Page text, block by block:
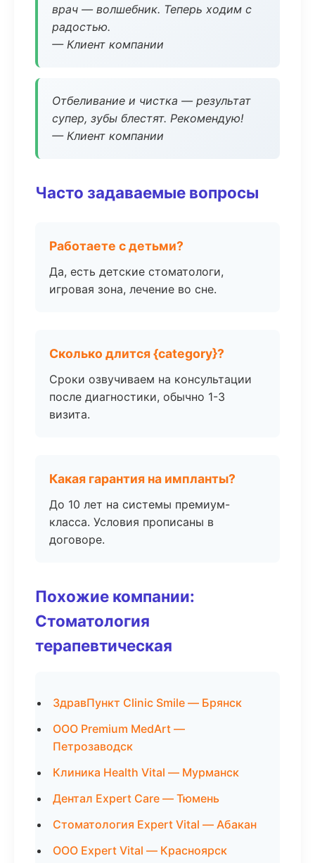
врач — волшебник. Теперь ходим с
радостью.
— Клиент компании
Отбеливание и чистка — результат
супер, зубы блестят. Рекомендую!
— Клиент компании
Часто задаваемые вопросы
Работаете с детьми?
Да, есть детские стоматологи,
игровая зона, лечение во сне.
Сколько длится {category}?
Сроки озвучиваем на консультации
после диагностики, обычно 1-3
визита.
Какая гарантия на импланты?
До 10 лет на системы премиум-
класса. Условия прописаны в
договоре.
Похожие компании:
Стоматология
терапевтическая
ЗдравПункт Clinic Smile — Брянск
ООО Premium MedArt —
Петрозаводск
Клиника Health Vital — Мурманск
Дентал Expert Care — Тюмень
Стоматология Expert Vital — Абакан
ООО Expert Vital — Красноярск